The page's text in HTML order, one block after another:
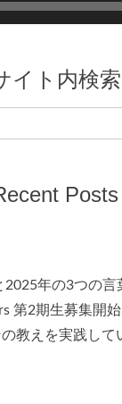
イト内検索
Posts
2025年の3つの言
第2期生募集開始
教えを実践して